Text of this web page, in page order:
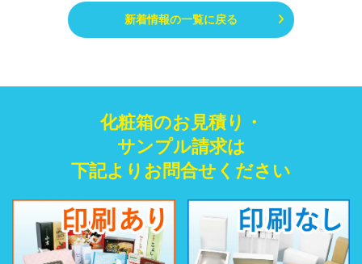
新着情報の一覧に戻る
化粧箱のお見積り・
サンプル請求は
下記よりお問合せください